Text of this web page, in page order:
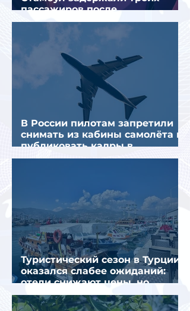
пассажиров после
предполагаемой серии краж
В России пилотам запретили
снимать из кабины самолёта и
публиковать кадры в
интернете
Туристический сезон в Турции
оказался слабее ожиданий:
отели снижают цены, но
загрузка остается низкой